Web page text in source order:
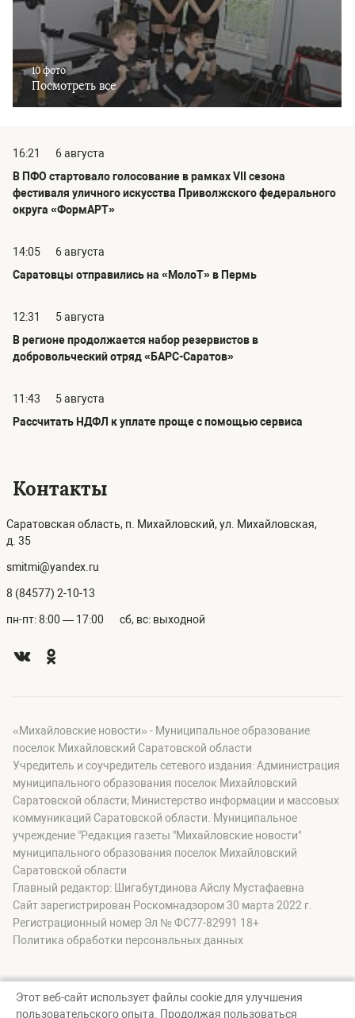
10 фото
Посмотреть все
16:21
6 августа
В ПФО стартовало голосование в рамках VII сезона
фестиваля уличного искусства Приволжского федерального
округа «ФормАРТ»
14:05
6 августа
Саратовцы отправились на «МолоТ» в Пермь
12:31
5 августа
В регионе продолжается набор резервистов в
добровольческий отряд «БАРС-Саратов»
11:43
5 августа
Рассчитать НДФЛ к уплате проще с помощью сервиса
Контакты
Саратовская область, п. Михайловский, ул. Михайловская,
д. 35
smitmi@yandex.ru
8 (84577) 2-10-13
пн-пт: 8:00 — 17:00 сб, вс: выходной
«Михайловские новости» - Муниципальное образование
поселок Михайловский Саратовской области
Учредитель и соучредитель сетевого издания: Администрация
муниципального образования поселок Михайловский
Саратовской области; Министерство информации и массовых
коммуникаций Саратовской области. Муниципальное
учреждение "Редакция газеты "Михайловские новости"
муниципального образования поселок Михайловский
Саратовской области
Главный редактор: Шигабутдинова Айслу Мустафаевна
Сайт зарегистрирован Роскомнадзором 30 марта 2022 г.
Регистрационный номер Эл № ФС77-82991 18+
Политика обработки персональных данных
Этот веб-сайт использует файлы cookie для улучшения
пользовательского опыта. Продолжая пользоваться